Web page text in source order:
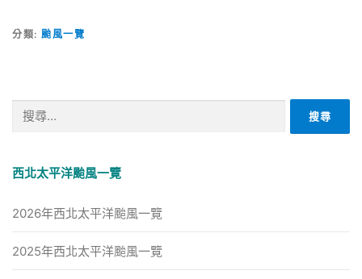
分類: 颱風一覽
字:
西北太平洋颱風一覽
2026年西北太平洋颱風一覽
2025年西北太平洋颱風一覽